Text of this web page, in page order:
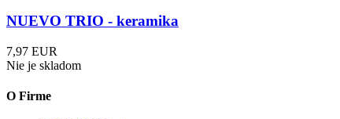
NUEVO TRIO - keramika
7,97 EUR
Nie je skladom
O Firme